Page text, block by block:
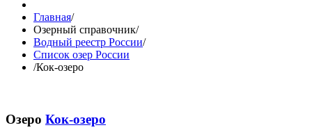
Главная/
Озерный справочник/
Водный реестр России/
Список озер России
/Кок-озеро
Озеро Кок-озеро